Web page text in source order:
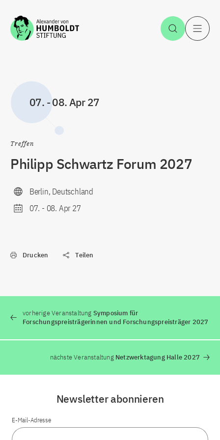
Zum Inhalt springen Suche
07. -08. Apr 27
Treffen
Philipp Schwartz Forum 2027
Berlin, Deutschland
07. - 08. Apr 27
Drucken Teilen
vorherige Veranstaltung Symposium für
Forschungspreisträgerinnen und Forschungspreisträger 2027
nächste VeranstaltungNetzwerktagung Halle 2027
Newsletter abonnieren
E-Mail-Adresse